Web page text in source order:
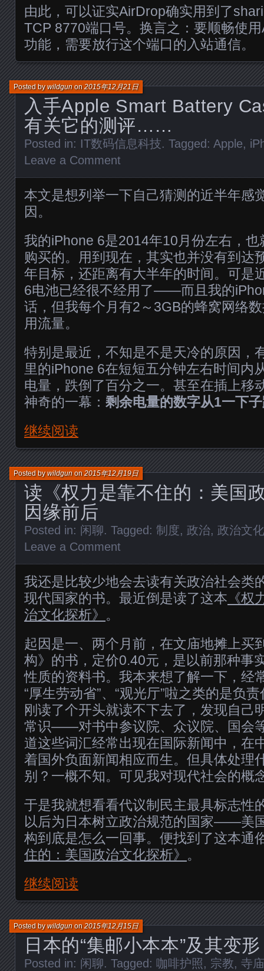
由此，可以证实AirDrop确实用到了
TCP 8770端口号。换言之：要顺畅使
功能，需要放行这个端口的入站通信。
入手Apple Smart Battery
有关它的测评……
Posted bywildgunon2015年12月21日
Posted in: IT数码信息科技. Tagged: Apple,
Leave a Comment
本文是想列举一下自己猜测的近半年感
因。
我的iPhone 6是2014年10月份左右，
购买的。用到现在，其实也并没有到达
年目标，还距离有大半年的时间。可是
6电池已经很不经用了——而且我的
话，但我每个月有2～3GB的蜂窝网络
用流量。
特别是最近，不知是不是天冷的原因，
里的iPhone 6在短短五分钟左右时间内
电量，跌倒了百分之一。甚至在插上移
神奇的一幕： 剩余电量的数字从1一下
继续阅读
读《权力是靠不住的：美国
因缘前后
Posted bywildgunon2015年12月19日
Posted in: 闲聊. Tagged: 制度, 政治, 政治文化
Leave a Comment
我还是比较少地会去读有关政治社会类
现代国家的书。最近倒是读了这本 《
治文化探析》 。
起因是一、两个月前，在文庙地摊上买
构》的书，定价0.40元，是以前那种事
性质的资料书。我本来想了解一下，经
“厚生劳动省”、“观光厅”啦之类的是负
刚读了个开头就读不下去了，发现自己
常识——对书中参议院、众议院、国会
道这些词汇经常出现在国际新闻中，在
着国外负面新闻相应而生。但具体处理
别？一概不知。可见我对现代社会的概
于是我就想看看代议制民主最具标志性
以后为日本树立政治规范的国家——美
构到底是怎么一回事。便找到了这本通
住的：美国政治文化探析》 。
继续阅读
日本的“集邮小本本”及其变形
Posted bywildgunon2015年12月15日
Posted in: 闲聊. Tagged: 咖啡护照, 宗教, 寺庙